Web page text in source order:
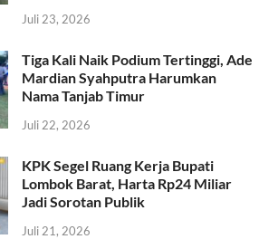
Juli 23, 2026
Tiga Kali Naik Podium Tertinggi, Ade
Mardian Syahputra Harumkan
Nama Tanjab Timur
Juli 22, 2026
KPK Segel Ruang Kerja Bupati
Lombok Barat, Harta Rp24 Miliar
Jadi Sorotan Publik
Juli 21, 2026